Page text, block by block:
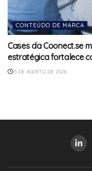
CONTEÚDO DE MARCA
Cases da Coonect.se
estratégica fortalece
5 DE AGOSTO DE 2026